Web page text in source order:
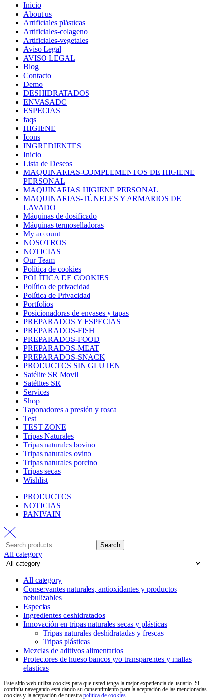
Inicio
About us
Artificiales plásticas
Artificiales-colageno
Artificiales-vegetales
Aviso Legal
AVISO LEGAL
Blog
Contacto
Demo
DESHIDRATADOS
ENVASADO
ESPECIAS
faqs
HIGIENE
Icons
INGREDIENTES
Inicio
Lista de Deseos
MAQUINARIAS-COMPLEMENTOS DE HIGIENE
PERSONAL
MAQUINARIAS-HIGIENE PERSONAL
MAQUINARIAS-TÚNELES Y ARMARIOS DE
LAVADO
Máquinas de dosificado
Máquinas termoselladoras
My account
NOSOTROS
NOTICIAS
Our Team
Política de cookies
POLÍTICA DE COOKIES
Política de privacidad
Política de Privacidad
Portfolios
Posicionadoras de envases y tapas
PREPARADOS Y ESPECIAS
PREPARADOS-FISH
PREPARADOS-FOOD
PREPARADOS-MEAT
PREPARADOS-SNACK
PRODUCTOS SIN GLUTEN
Satélite SR Movil
Satélites SR
Services
Shop
Taponadores a presión y rosca
Test
TEST ZONE
Tripas Naturales
Tripas naturales bovino
Tripas naturales ovino
Tripas naturales porcino
Tripas secas
Wishlist
PRODUCTOS
NOTICIAS
PANIVAIN
Search
All category
All category
Conservantes naturales, antioxidantes y productos
nebulizables
Especias
Ingredientes deshidratados
Innovación en tripas naturales secas y plásticas
Tripas naturales deshidratadas y frescas
Tripas plásticas
Mezclas de aditivos alimentarios
Protectores de hueso bancos y/o transparentes y mallas
elasticas
Este sitio web utiliza cookies para que usted tenga la mejor experiencia de usuario. Si
continúa navegando está dando su consentimiento para la aceptación de las mencionadas
cookies y la aceptación de nuestra política de cookies